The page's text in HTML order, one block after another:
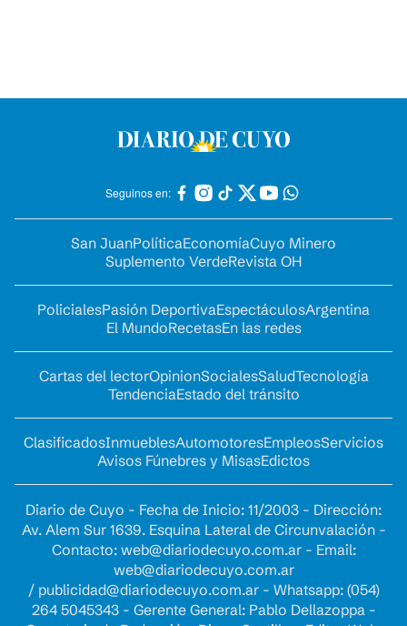
Seguinos en:
San JuanPolíticaEconomíaCuyo Minero
Suplemento VerdeRevista OH
PolicialesPasión DeportivaEspectáculosArgentina
El MundoRecetasEn las redes
Cartas del lectorOpinionSocialesSaludTecnología
TendenciaEstado del tránsito
ClasificadosInmueblesAutomotoresEmpleosServicios
Avisos Fúnebres y MisasEdictos
Diario de Cuyo - Fecha de Inicio: 11/2003 - Dirección:
Av. Alem Sur 1639. Esquina Lateral de Circunvalación -
Contacto: web@diariodecuyo.com.ar- Email:
web@diariodecuyo.com.ar
/ publicidad@diariodecuyo.com.ar- Whatsapp: (054)
264 5045343 - Gerente General: Pablo Dellazoppa -